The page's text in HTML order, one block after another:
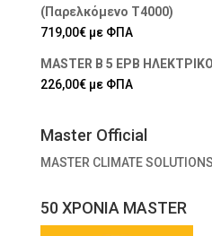
(Παρελκόμενο T4000)
719,00€ με ΦΠΑ
MASTER B 5 EPB
226,00€ με ΦΠΑ
Master Official
MASTER CLIMATE SOLUTIONS
50 ΧΡΟΝΙΑ MASTER